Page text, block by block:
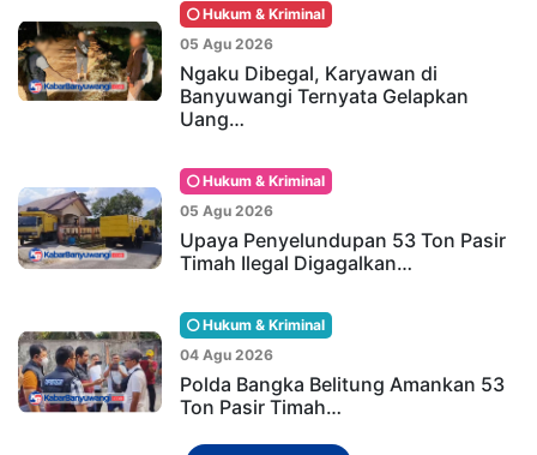
Hukum & Kriminal
05 Agu 2026
Ngaku Dibegal, Karyawan di
Banyuwangi Ternyata Gelapkan
Uang…
Hukum & Kriminal
05 Agu 2026
Upaya Penyelundupan 53 Ton Pasir
Timah Ilegal Digagalkan…
Hukum & Kriminal
04 Agu 2026
Polda Bangka Belitung Amankan 53
Ton Pasir Timah…